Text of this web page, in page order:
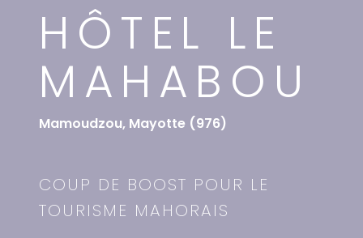
HÔTEL LE
MAHABOU
Mamoudzou, Mayotte (976)
COUP DE BOOST POUR LE
TOURISME MAHORAIS